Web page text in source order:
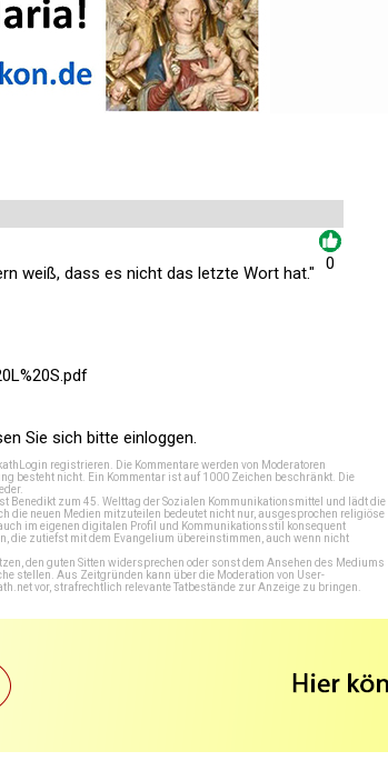
weiß, dass es nicht das letzte Wort hat."
0
Sie sich bitte einloggen.
kathLogin registrieren . Die Kommentare werden von Moderatoren
besteht nicht. Ein Kommentar ist auf 1000 Zeichen beschränkt. Die
Benedikt zum 45. Welttag der Sozialen Kommunikationsmittel und lädt die
die neuen Medien mitzuteilen bedeutet nicht nur, ausgesprochen religiöse
im eigenen digitalen Profil und Kommunikationsstil konsequent
die zutiefst mit dem Evangelium übereinstimmen, auch wenn nicht
den guten Sitten widersprechen oder sonst dem Ansehen des Mediums
stellen. Aus Zeitgründen kann über die Moderation von User-
vor, strafrechtlich relevante Tatbestände zur Anzeige zu bringen.